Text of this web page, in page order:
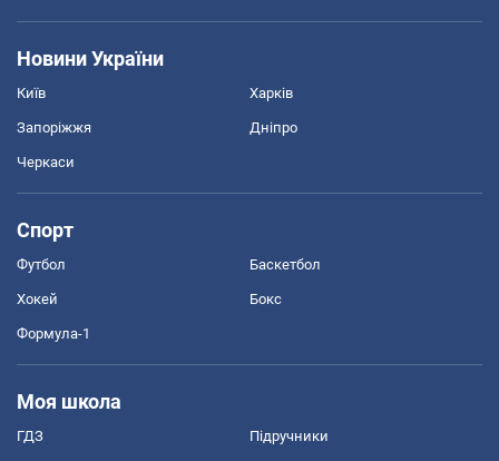
Новини України
Київ Харків
Запоріжжя Дніпро
Черкаси
Спорт
Футбол Баскетбол
Хокей Бокс
Формула-1
Моя школа
ГДЗ Підручники